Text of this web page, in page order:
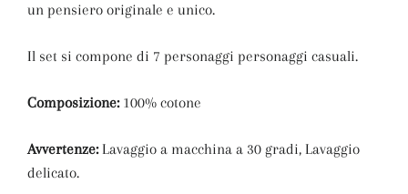
un pensiero originale e unico.
Il set si compone di 7 personaggi personaggi casuali.
Composizione: 100% cotone
Avvertenze: Lavaggio a macchina a 30 gradi, Lavaggio
delicato.